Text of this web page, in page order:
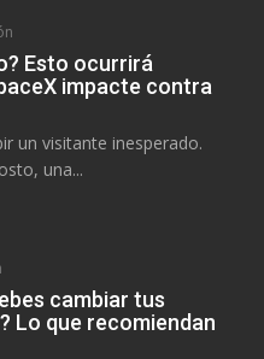
Esto ocurrirá
impacte contra
un visitante inesperado.
una...
cambiar tus
Lo que recomiendan